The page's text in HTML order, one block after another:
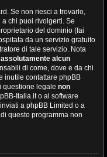
Se non riesci a trovarlo,
chi puoi rivolgerti. Se
del dominio (fai
da un servizio gratuito
di tale servizio. Nota
assolutamente alcun
di come, dove e da chi
inutile contattare phpBB
questione legale non
Italia.it o al software
a phpBB Limited o a
questo programma non